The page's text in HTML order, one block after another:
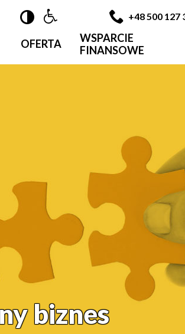
 +48 500 127
OFERTA
WSPARCIE
FINANSOWE
biznes